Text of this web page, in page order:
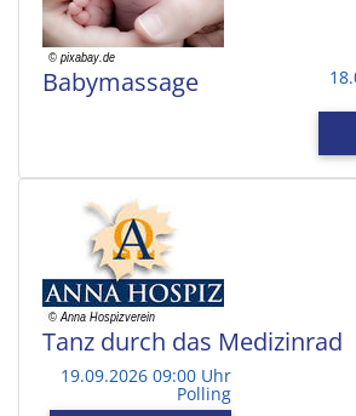
Babymassage
Tanz durch das Medizinrad
19.09.2026 09:00 Uhr
Polling